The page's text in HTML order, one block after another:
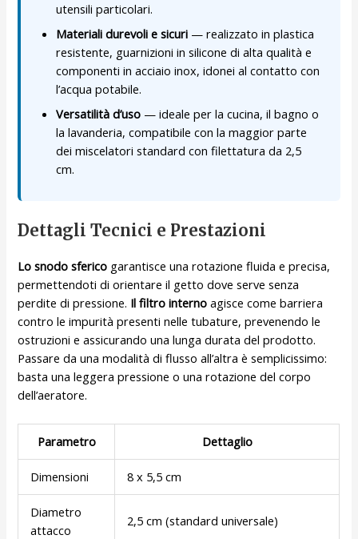
utensili particolari.
Materiali durevoli e sicuri — realizzato in plastica
resistente, guarnizioni in silicone di alta qualità e
componenti in acciaio inox, idonei al contatto con
l’acqua potabile.
Versatilità d’uso — ideale per la cucina, il bagno o
la lavanderia, compatibile con la maggior parte
dei miscelatori standard con filettatura da 2,5
cm.
Dettagli Tecnici e Prestazioni
Lo snodo sferico garantisce una rotazione fluida e precisa,
permettendoti di orientare il getto dove serve senza
perdite di pressione. Il filtro interno agisce come barriera
contro le impurità presenti nelle tubature, prevenendo le
ostruzioni e assicurando una lunga durata del prodotto.
Passare da una modalità di flusso all’altra è semplicissimo:
basta una leggera pressione o una rotazione del corpo
dell’aeratore.
Parametro Dettaglio
Dimensioni 8 x 5,5 cm
Diametro
attacco
2,5 cm (standard universale)